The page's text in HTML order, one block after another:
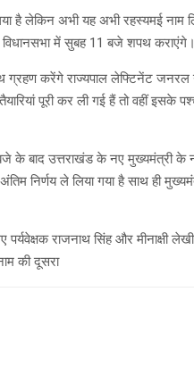
है लेकिन अभी यह अभी रहस्यमई
विधानसभा में सुबह 11 बजे शपथ कराएंगे।
करेंगे राज्यपाल लेफ्टिनेंट जनरल
पूरी कर ली गई हैं तो वहीं इसके
बाद उत्तराखंड के नए मुख्यमंत्री के
निर्णय ले लिया गया है साथ ही
राजनाथ सिंह और मीनाक्षी
की दूसरा